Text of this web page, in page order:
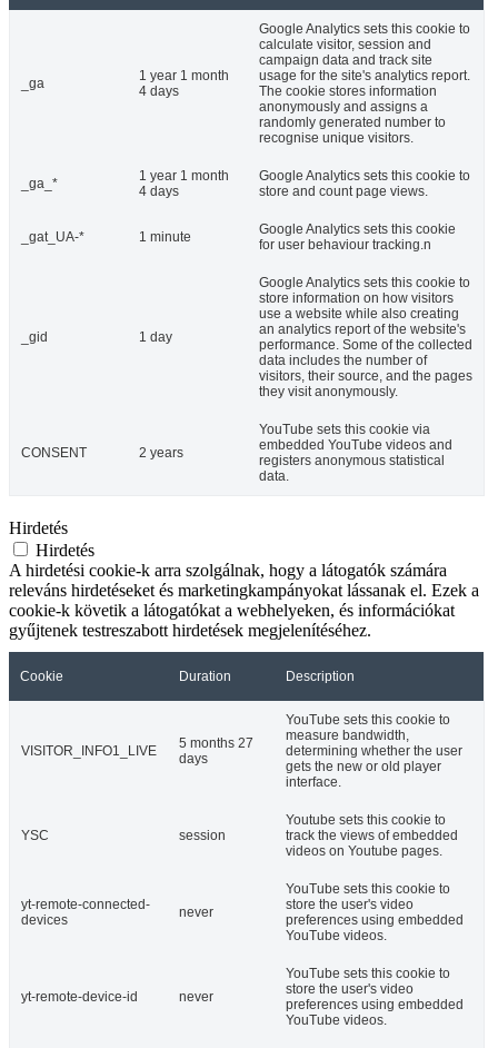
_ga
1 year 1 month
4 days
Google Analytics sets this cookie to
calculate visitor, session and
campaign data and track site
usage for the site's analytics report.
The cookie stores information
anonymously and assigns a
randomly generated number to
recognise unique visitors.
_ga_*
1 year 1 month
4 days
Google Analytics sets this cookie to
store and count page views.
_gat_UA-* 1 minute
Google Analytics sets this cookie
for user behaviour tracking.n
_gid 1 day
Google Analytics sets this cookie to
store information on how visitors
use a website while also creating
an analytics report of the website's
performance. Some of the collected
data includes the number of
visitors, their source, and the pages
they visit anonymously.
CONSENT 2 years
YouTube sets this cookie via
embedded YouTube videos and
registers anonymous statistical
data.
Hirdetés
Hirdetés
A hirdetési cookie-k arra szolgálnak, hogy a látogatók számára
releváns hirdetéseket és marketingkampányokat lássanak el. Ezek a
cookie-k követik a látogatókat a webhelyeken, és információkat
gyűjtenek testreszabott hirdetések megjelenítéséhez.
Cookie Duration Description
VISITOR_INFO1_LIVE
5 months 27
days
YouTube sets this cookie to
measure bandwidth,
determining whether the user
gets the new or old player
interface.
YSC session
Youtube sets this cookie to
track the views of embedded
videos on Youtube pages.
yt-remote-connected-
devices
never
YouTube sets this cookie to
store the user's video
preferences using embedded
YouTube videos.
yt-remote-device-id never
YouTube sets this cookie to
store the user's video
preferences using embedded
YouTube videos.